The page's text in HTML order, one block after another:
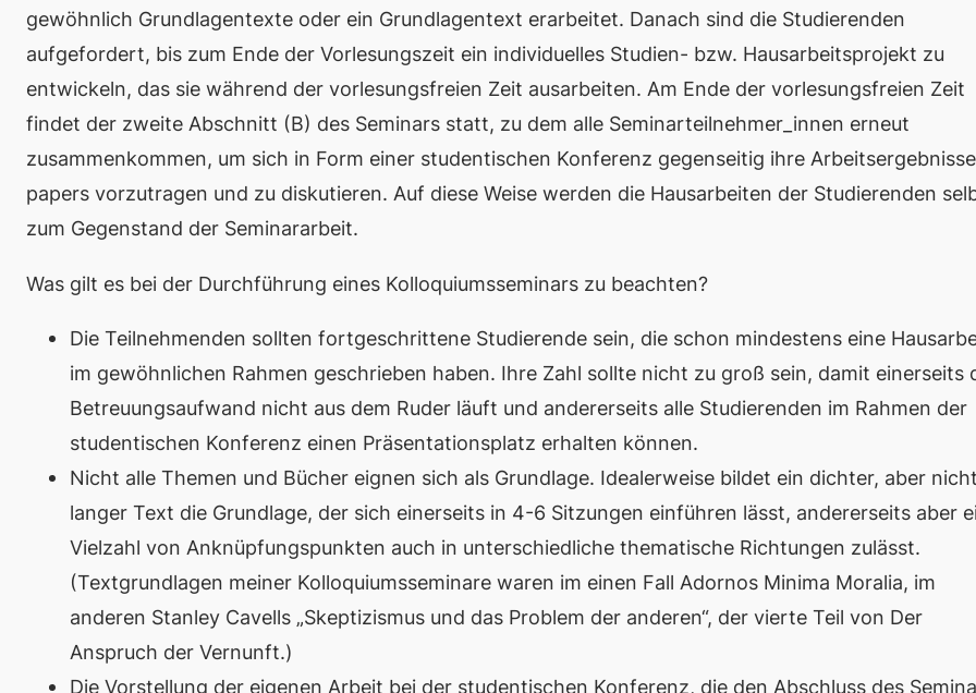
gewöhnlich Grundlagentexte oder ein Grundlagentext erarbeitet. Danach sind die Studierenden
aufgefordert, bis zum Ende der Vorlesungszeit ein individuelles Studien- bzw. Hausarbeitsprojekt zu
entwickeln, das sie während der vorlesungsfreien Zeit ausarbeiten. Am Ende der vorlesungsfreien Zeit
findet der zweite Abschnitt (B) des Seminars statt, zu dem alle Seminarteilnehmer_innen erneut
zusammenkommen, um sich in Form einer studentischen Konferenz gegenseitig ihre
papers vorzutragen und zu diskutieren. Auf diese Weise werden die Hausarbeiten der Studierenden
zum Gegenstand der Seminararbeit.
Was gilt es bei der Durchführung eines Kolloquiumsseminars zu beachten?
Die Teilnehmenden sollten fortgeschrittene Studierende sein, die schon mindestens eine
im gewöhnlichen Rahmen geschrieben haben. Ihre Zahl sollte nicht zu groß sein, damit einerseits
Betreuungsaufwand nicht aus dem Ruder läuft und andererseits alle Studierenden im Rahmen der
studentischen Konferenz einen Präsentationsplatz erhalten können.
Nicht alle Themen und Bücher eignen sich als Grundlage. Idealerweise bildet ein dichter, aber
langer Text die Grundlage, der sich einerseits in 4-6 Sitzungen einführen lässt, andererseits aber
Vielzahl von Anknüpfungspunkten auch in unterschiedliche thematische Richtungen zulässt.
(Textgrundlagen meiner Kolloquiumsseminare waren im einen Fall Adornos Minima Moralia, im
anderen Stanley Cavells „Skeptizismus und das Problem der anderen“, der vierte Teil von Der
Anspruch der Vernunft.)
Die Vorstellung der eigenen Arbeit bei der studentischen Konferenz, die den Abschluss des